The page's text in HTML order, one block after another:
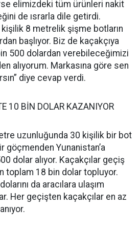
elimizdeki tüm ürünleri nakit
de ısrarla dile getirdi.
8 metrelik şişme botların
başlıyor. Biz de kaçakçıya
500 dolardan verebileceğimizi
alıyorum. Markasına göre sen
diye cevap verdi.
10 BİN DOLAR KAZANIYOR
uzunluğunda 30 kişilik bir bot
göçmenden Yunanistan’a
dolar alıyor. Kaçakçılar geçiş
toplam 18 bin dolar topluyor.
da aracılara ulaşım
Her geçişten kaçakçılar en az